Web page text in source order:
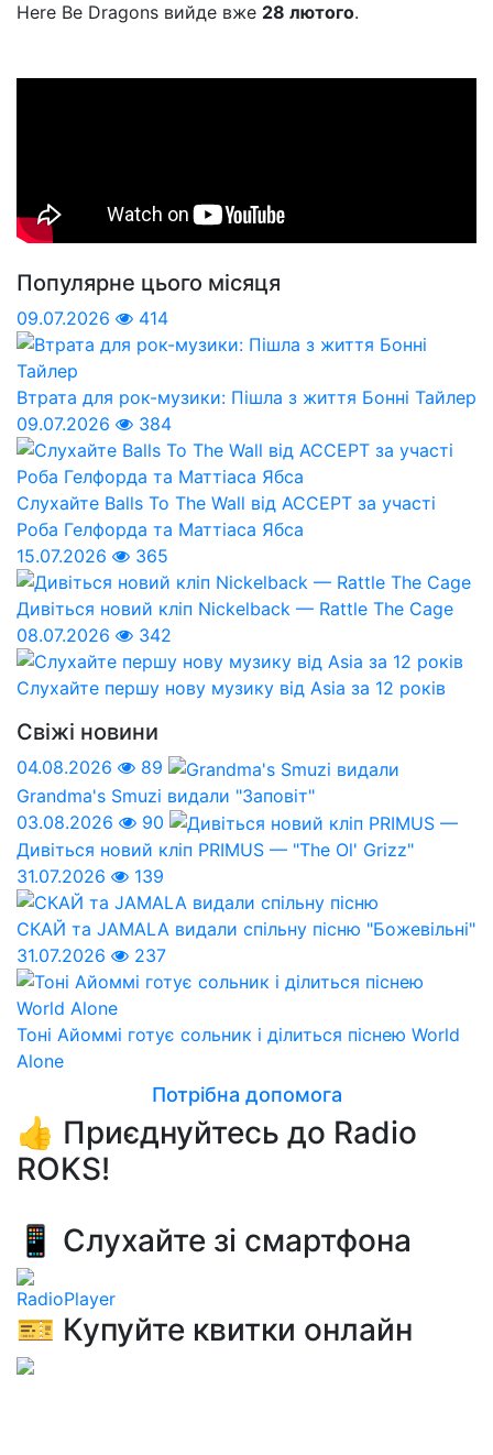
Here Be Dragons вийде вже 28 лютого.
Популярне цього місяця
09.07.2026 414
Втрата для рок-музики: Пішла з життя Бонні Тайлер
09.07.2026
384
Слухайте Balls To The Wall від ACCEPT за участі
Роба Гелфорда та Маттіаса Ябса
15.07.2026
365
Дивіться новий кліп Nickelback — Rattle The Cage
08.07.2026
342
Слухайте першу нову музику від Asia за 12 років
Свіжі новини
04.08.2026
89
Grandma's Smuzi видали "Заповіт"
03.08.2026
90
Дивіться новий кліп PRIMUS — "The Ol' Grizz"
31.07.2026
139
СКАЙ та JAMALA видали спільну пісню "Божевільні"
31.07.2026
237
Тоні Айоммі готує сольник і ділиться піснею World
Alone
Потрібна допомога
👍 Приєднуйтесь до Radio
ROKS!
📱 Слухайте зі смартфона
RadioPlayer
🎫 Купуйте квитки онлайн